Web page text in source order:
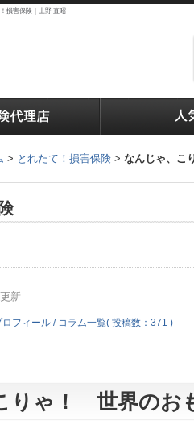
損害保険｜上野 直昭
> とれたて！損害保険 > なんじゃ、こ
新
ロフィール / コラム一覧( 投稿数：371 )
りゃ！ 世界のお